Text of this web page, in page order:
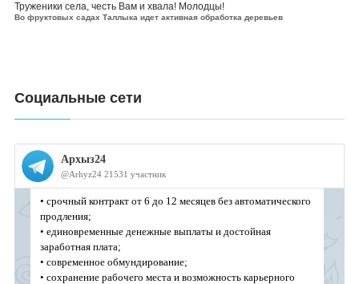
Труженики села, честь Вам и хвала! Молодцы!
Во фруктовых садах Таллыка идет активная обработка деревьев
Социальные сети